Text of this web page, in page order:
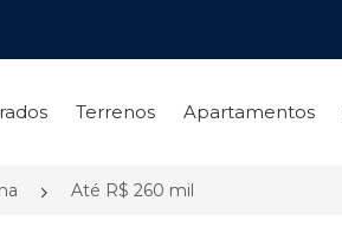
Terrenos Apartamentos
Até R$ 260 mil